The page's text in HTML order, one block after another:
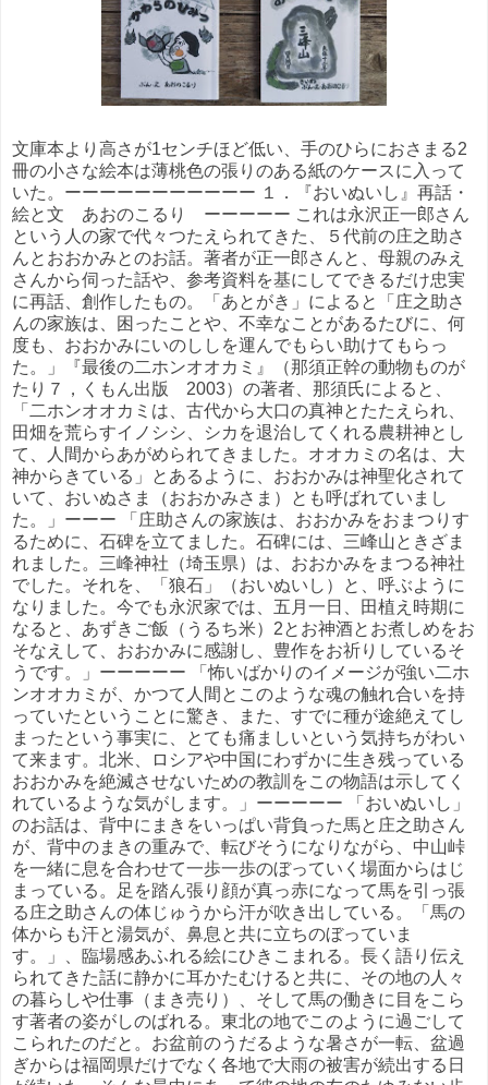
文庫本より高さが1センチほど低い、手のひらにおさまる2
冊の小さな絵本は薄桃色の張りのある紙のケースに入って
いた。ーーーーーーーーーーー １．『おいぬいし』再話・
絵と文 あおのこるり ーーーーー これは永沢正一郎さん
という人の家で代々つたえられてきた、５代前の庄之助さ
んとおおかみとのお話。著者が正一郎さんと、母親のみえ
さんから伺った話や、参考資料を基にしてできるだけ忠実
に再話、創作したもの。「あとがき」によると「庄之助さ
んの家族は、困ったことや、不幸なことがあるたびに、何
度も、おおかみにいのししを運んでもらい助けてもらっ
た。」『最後の二ホンオオカミ』（那須正幹の動物ものが
たり７，くもん出版 2003）の著者、那須氏によると、
「二ホンオオカミは、古代から大口の真神とたたえられ、
田畑を荒らすイノシシ、シカを退治してくれる農耕神とし
て、人間からあがめられてきました。オオカミの名は、大
神からきている」とあるように、おおかみは神聖化されて
いて、おいぬさま（おおかみさま）とも呼ばれていまし
た。」ーーー 「庄助さんの家族は、おおかみをおまつりす
るために、石碑を立てました。石碑には、三峰山ときざま
れました。三峰神社（埼玉県）は、おおかみをまつる神社
でした。それを、「狼石」（おいぬいし）と、呼ぶように
なりました。今でも永沢家では、五月一日、田植え時期に
なると、あずきご飯（うるち米）2とお神酒とお煮しめをお
そなえして、おおかみに感謝し、豊作をお祈りしているそ
うです。」ーーーーー 「怖いばかりのイメージが強い二ホ
ンオオカミが、かつて人間とこのような魂の触れ合いを持
っていたということに驚き、また、すでに種が途絶えてし
まったという事実に、とても痛ましいという気持ちがわい
て来ます。北米、ロシアや中国にわずかに生き残っている
おおかみを絶滅させないための教訓をこの物語は示してく
れているような気がします。」ーーーーー 「おいぬいし」
のお話は、背中にまきをいっぱい背負った馬と庄之助さん
が、背中のまきの重みで、転びそうになりながら、中山峠
を一緒に息を合わせて一歩一歩のぼっていく場面からはじ
まっている。足を踏ん張り顔が真っ赤になって馬を引っ張
る庄之助さんの体じゅうから汗が吹き出している。「馬の
体からも汗と湯気が、鼻息と共に立ちのぼっていま
す。」、臨場感あふれる絵にひきこまれる。長く語り伝え
られてきた話に静かに耳かたむけると共に、その地の人々
の暮らしや仕事（まき売り）、そして馬の働きに目をこら
す著者の姿がしのばれる。東北の地でこのように過ごして
こられたのだと。お盆前のうだるような暑さが一転、盆過
ぎからは福岡県だけでなく各地で大雨の被害が続出する日